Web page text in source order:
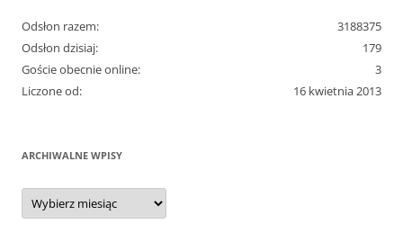
3188375
Odsłon razem:
179
Odsłon dzisiaj:
3
Goście obecnie online:
16 kwietnia 2013
Liczone od:
ARCHIWALNE WPISY
Archiwalne
wpisy